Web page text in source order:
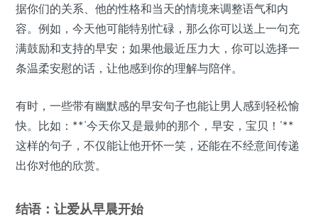
据你们的关系、他的性格和当天的情境来调整语气和内
容。例如，今天他可能特别忙碌，那么你可以送上一句充
满鼓励和支持的早安；如果他最近压力大，你可以选择一
条温柔安慰的话，让他感到你的理解与陪伴。
有时，一些带有幽默感的早安句子也能让男人感到轻松愉
快。比如：**‘今天你又是最帅的那个，早安，宝贝！’**
这样的句子，不仅能让他开怀一笑，还能在不经意间传递
出你对他的欣赏。
结语：让爱从早晨开始